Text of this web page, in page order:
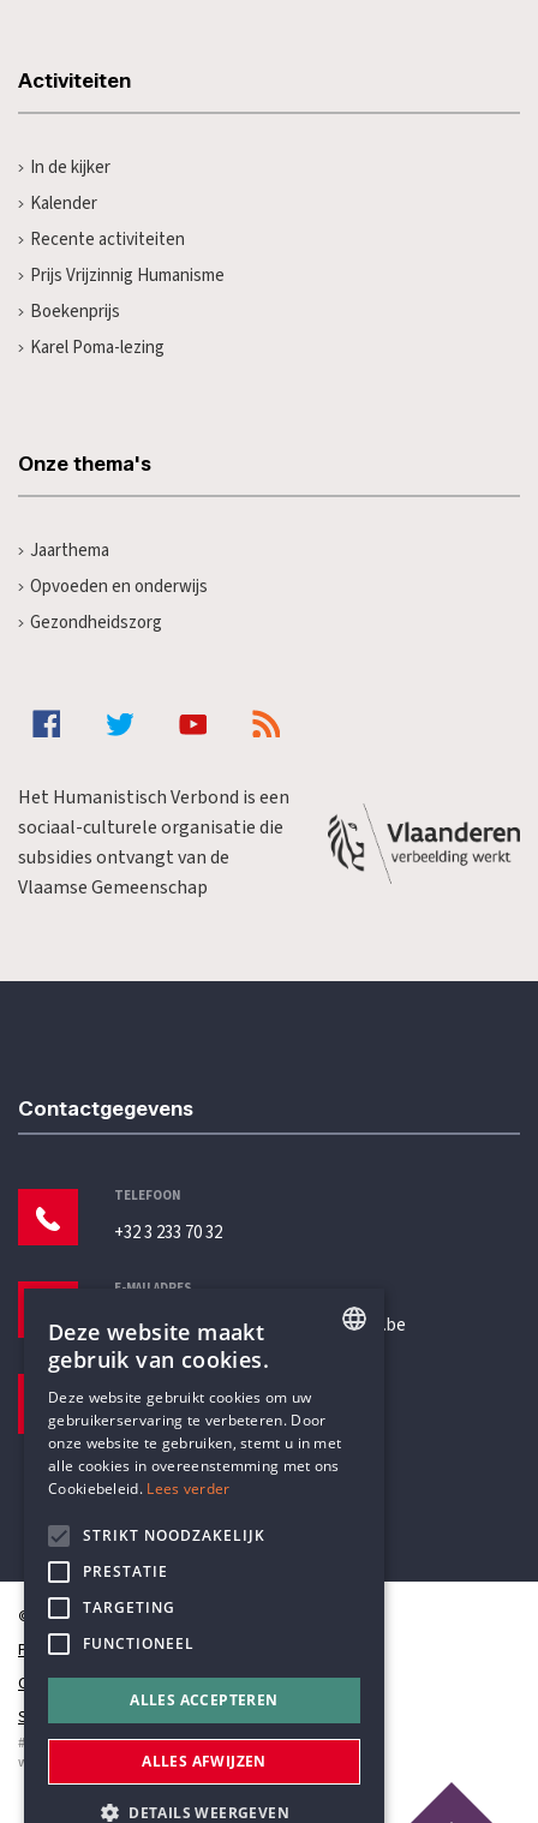
Activiteiten
In de kijker
Kalender
Recente activiteiten
Prijs Vrijzinnig Humanisme
Boekenprijs
Karel Poma-lezing
Onze thema's
Jaarthema
Opvoeden en onderwijs
Gezondheidszorg
Het Humanistisch Verbond is een
sociaal-culturele organisatie die
subsidies ontvangt van de
Vlaamse Gemeenschap
Contactgegevens
TELEFOON
+32 3 233 70 32
E-MAILADRES
secretariaat@humanistischverbond.be
Pottenbrug 4
Antwerpen, 2000
© Humanistisch Verbond 2026
Privacy
Cookiestatement
Sitemap
#codedwithlove byCodelines
webapplicaties
mobiele apps&maatwerk websites
DUTCH
Deze website maakt
gebruik van cookies.
Deze website gebruikt cookies om uw
gebruikerservaring te verbeteren. Door
onze website te gebruiken, stemt u in met
alle cookies in overeenstemming met ons
Cookiebeleid. Lees verder
STRIKT NOODZAKELIJK
PRESTATIE
TARGETING
FUNCTIONEEL
ALLES ACCEPTEREN
ALLES AFWIJZEN
DETAILS WEERGEVEN